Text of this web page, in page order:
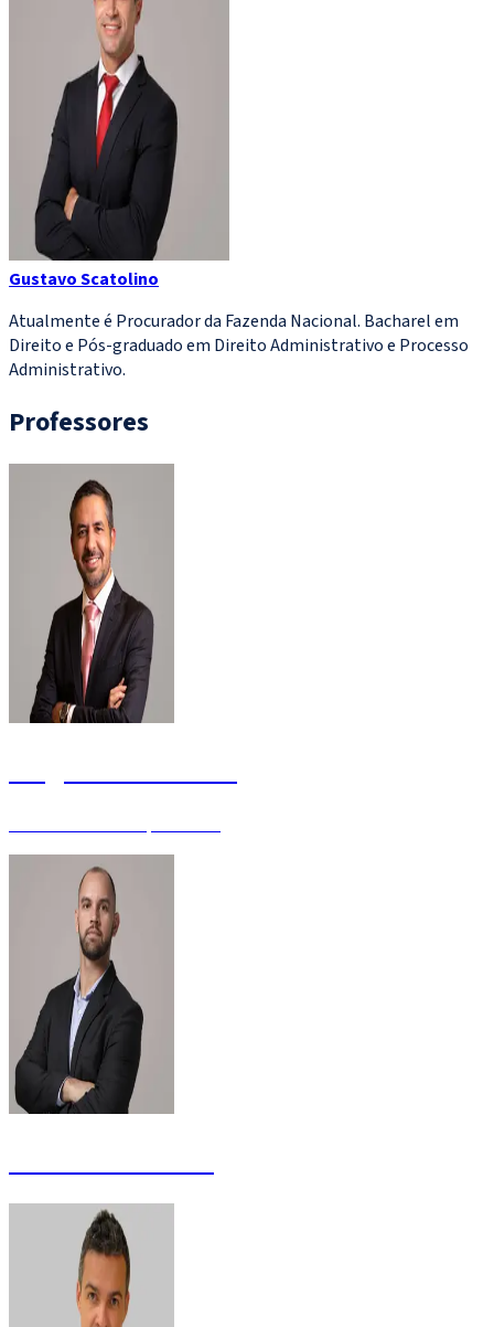
Gustavo Scatolino
Atualmente é Procurador da Fazenda Nacional. Bacharel em
Direito e Pós-graduado em Direito Administrativo e Processo
Administrativo.
Professores
Aragonê Fernandes
Benefran Bezerra